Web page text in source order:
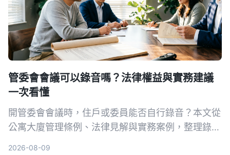
管委會會議可以錄音嗎？法律權益與實務建議
一次看懂
開管委會會議時，住戶或委員能否自行錄音？本文從
公寓大廈管理條例、法律見解與實務案例，整理錄音
2026-08-09